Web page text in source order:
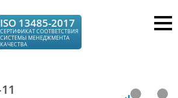
ISO 13485-2017
СЕРТИФИКАТ СООТВЕТСТВИЯ
СИСТЕМЫ МЕНЕДЖМЕНТА
КАЧЕСТВА